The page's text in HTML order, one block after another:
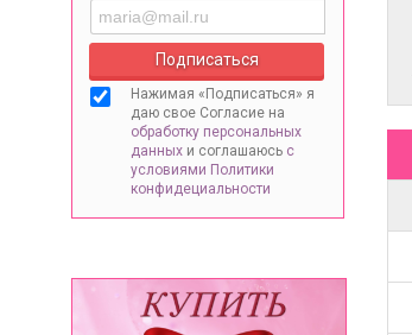
Нажимая «Подписаться» я
даю свое Согласие на
обработку персональных
данных и соглашаюсь с
условиями Политики
конфидециальности